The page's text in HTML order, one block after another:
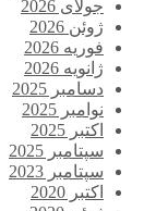
جولای 2026
ژوئن 2026
فوریه 2026
ژانویه 2026
دسامبر 2025
نوامبر 2025
اکتبر 2025
سپتامبر 2025
سپتامبر 2023
اکتبر 2020